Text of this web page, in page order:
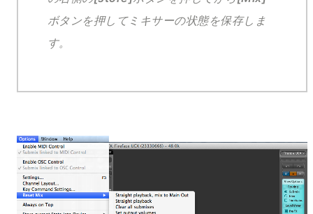
ボタンを押してミキサーの状態を保存しま
す。